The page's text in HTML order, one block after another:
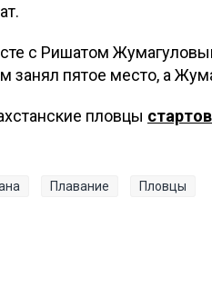
с Ришатом
занял пятое место, а
пловцы
Плавание Пловцы